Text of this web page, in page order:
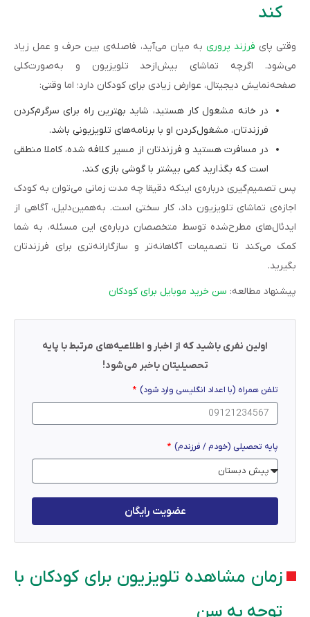
کند
وقتی پای فرزند پروری به میان می‌آید، فاصله‌ی بین حرف و عمل زیاد
می‌شود. اگرچه تماشای بیش‌ازحد تلویزیون و به‌صورت‌کلی
صفحه‌نمایش دیجیتال، عوارض زیادی برای کودکان دارد؛ اما وقتی:
در خانه مشغول کار هستید، شاید بهترین راه برای سرگرم‌کردن
فرزندتان، مشغول‌کردن او با برنامه‌های تلویزیونی باشد.
در مسافرت هستید و فرزندتان از مسیر کلافه شده، کاملا منطقی
است که بگذارید کمی بیشتر با گوشی بازی کند.
پس تصمیم‌گیری درباره‌ی اینکه دقیقا چه مدت زمانی می‌توان به کودک
اجازه‌ی تماشای تلویزیون داد، کار سختی است. به‌همین‌دلیل، آگاهی از
ایدئال‌های مطرح‌شده توسط متخصصان درباره‌ی این مسئله، به شما
کمک می‌کند تا تصمیمات آگاهانه‌تر و سازگارانه‌تر‌ی برای فرزندتان
بگیرید.
پیشنهاد مطالعه: سن خرید موبایل برای کودکان
اولین نفری باشید که از اخبار و اطلاعیه‌های مرتبط با پایه
تحصیلیتان باخبر می‌شود!
تلفن همراه (با اعداد انگلیسی وارد شود)
پایه تحصیلی (خودم / فرزندم)
عضویت رایگان
زمان مشاهده تلویزیون برای کودکان با
توجه به سن